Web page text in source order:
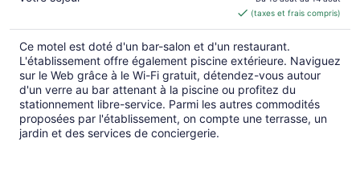
de 175 $ CA
par
nuit
(taxes et frais compris)
Ce motel est doté d'un bar-salon et d'un restaurant.
L'établissement offre également piscine extérieure. Naviguez
sur le Web grâce à le Wi-Fi gratuit, détendez-vous autour
d'un verre au bar attenant à la piscine ou profitez du
stationnement libre-service. Parmi les autres commodités
proposées par l'établissement, on compte une terrasse, un
jardin et des services de conciergerie.